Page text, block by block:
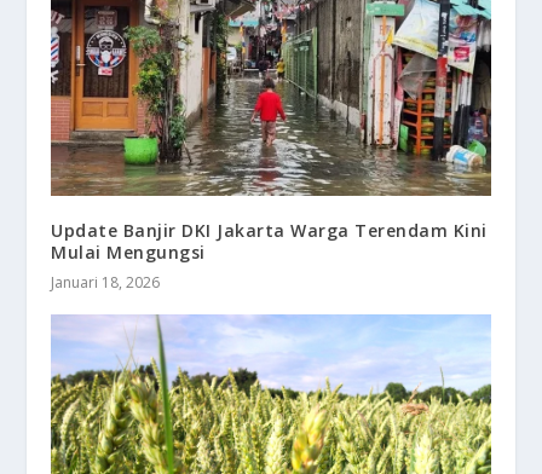
Update Banjir DKI Jakarta Warga Terendam Kini
Mulai Mengungsi
Januari 18, 2026